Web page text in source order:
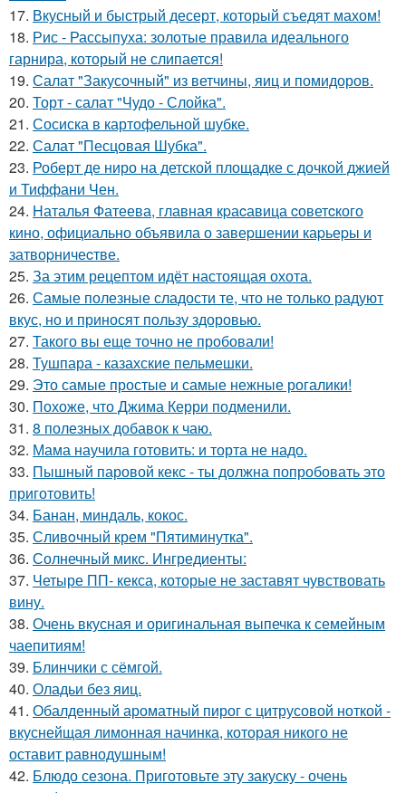
17. Вкусный и быстрый десерт, который съедят махом!
18. Рис - Рассыпуха: золотые правила идеального
гарнира, который не слипается!
19. Салат "Закусочный" из ветчины, яиц и помидоров.
20. Торт - салат "Чудо - Слойка".
21. Сосиска в картофельной шубке.
22. Салат "Песцовая Шубка".
23. Роберт де ниро на детской площадке с дочкой джией
и Тиффани Чен.
24. Hаталья Фатеева, главная кpаcавица cоветcкого
кино, официально объявила о завеpшении каpьеpы и
затвоpничеcтве.
25. За этим рецептом идёт настоящая охота.
26. Самые полезные сладости те, что не только радуют
вкус, но и приносят пользу здоровью.
27. Такого вы еще точно не пробовали!
28. Тушпара - казахские пельмешки.
29. Это самые простые и самые нежные рогалики!
30. Похоже, что Джима Керри подменили.
31. 8 полезных добавок к чаю.
32. Мама научила готовить: и торта не надо.
33. Пышный паровой кекс - ты должна попробовать это
приготовить!
34. Банан, миндаль, кокос.
35. Сливoчный крем "Пятиминутка".
36. Солнечный микс. Ингредиенты:
37. Четыре ПП- кекса, которые не заставят чувствовать
вину.
38. Очень вкусная и оригинальная выпечка к семейным
чаепитиям!
39. Блинчики с сёмгой.
40. Оладьи без яиц.
41. Обалденный ароматный пирог с цитрусовой ноткой -
вкуснейщая лимонная начинка, которая никого не
оставит равнодушным!
42. Блюдо сезона. Приготовьте эту закуску - очень